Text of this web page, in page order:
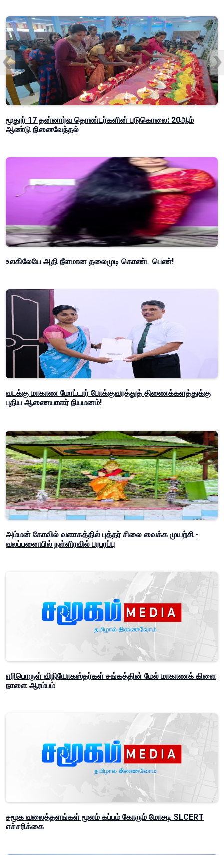
மூதூர் 17 தன்னார்வ தொண்டர்களின் படுகொலை: 20ஆம்
ஆண்டு நினைவேந்தல்
உலகிலேயே அதி நீளமான தலைமுடி கொண்ட பெண்!
வடக்கு மாகாண மோட்டார் போக்குவரத்துத் திணைக்களத்துக்கு
புதிய ஆணையாளர் நியமனம்!
அம்மன் கோவில் வளாகத்தில் புத்தர் சிலை வைக்க முயற்சி -
வலப்பனையில் நள்ளிரவில் பரபரப்பு
எரிபொருள் விநியோகஸ்தர்கள் சங்கத்தின் மேல் மாகாணக் கிளை
நாளை ஆரம்பம்
சமூக வலைத்தளங்கள் மூலம் கப்பம் கோரும் மோசடி SLCERT
எச்சரிக்கை